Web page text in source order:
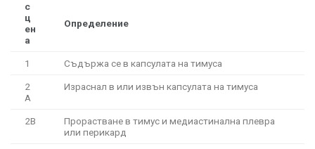
с
ц
ен
а
Определение
1 Съдържа се в капсулата на тимуса
2
А
Израснал в или извън капсулата на тимуса
2B
Прорастване в тимус и медиастинална плевра
или перикард